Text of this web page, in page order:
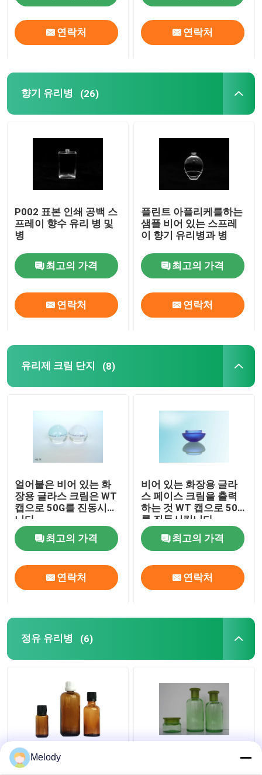
공장 투어
저희와 연락
비어 있는 유리병
화장용 유리병
유리제 크림 단지
정유 유리병
화장품 포장 상자
종이 운반체 백
향수 포장 상자
크 라프 트 종이 라이너
박스를 패키징하는 PP
연락처 연락처
향기 유리병 (26)
P002 표본 인쇄 공백 스
프레이 향수 유리 병 및
병
최고의 가격
연락처
플린트 아플리케를하는
샘플 비어 있는 스프레
이 향기 유리병과 병
최고의 가격
연락처
유리제 크림 단지 (8)
얼어붙은 비어 있는 화
장용 글라스 크림은 WT
캡으로 50G를 진동시킵
니다
최고의 가격
연락처
비어 있는 화장용 글라
스 페이스 크림을 출력
하는 것 WT 캡으로 50G
를 진동시킵니다
최고의 가격
연락처
정유 유리병 (6)
캡 점적기와 호박색의
정유 유리병 100 밀리람
오리피스 리듀서 & 캡과
Melody